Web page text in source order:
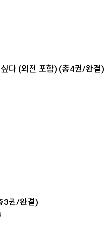
다 (외전 포함) (총4권/완결)
3권/완결)